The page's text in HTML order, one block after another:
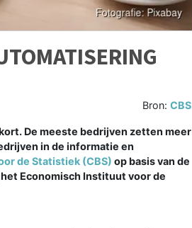
Bron:CBS
De meeste bedrijven zetten meer
in de informatie en
de Statistiek (CBS) op basis van de
Economisch Instituut voor de